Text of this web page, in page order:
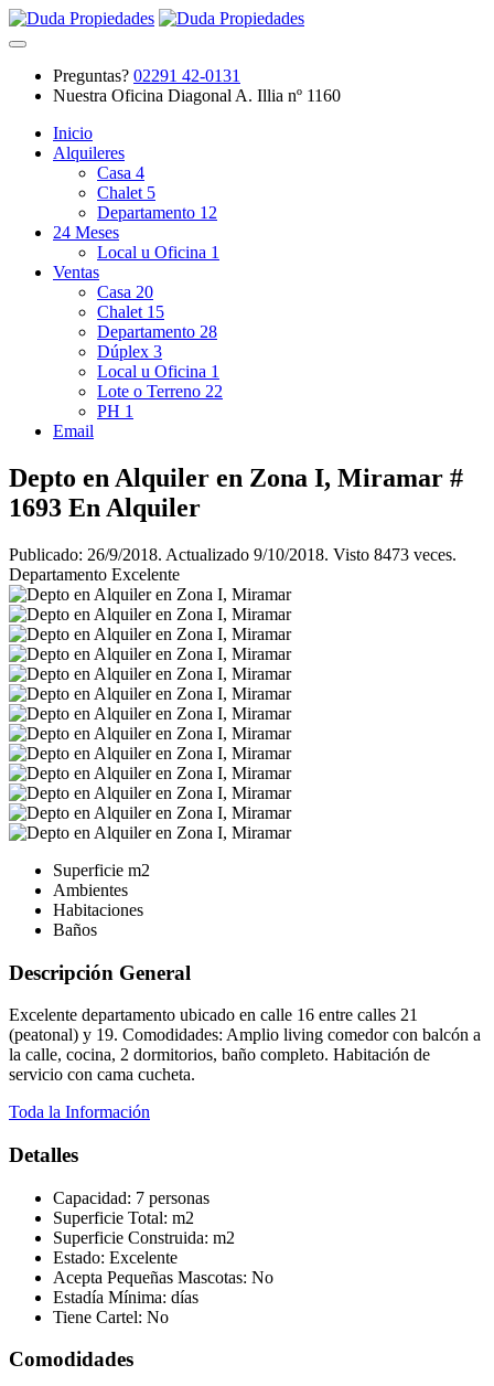
Preguntas? 02291 42-0131
Nuestra Oficina Diagonal A. Illia nº 1160
Inicio
Alquileres
Casa 4
Chalet 5
Departamento 12
24 Meses
Local u Oficina 1
Ventas
Casa 20
Chalet 15
Departamento 28
Dúplex 3
Local u Oficina 1
Lote o Terreno 22
PH 1
Email
Depto en Alquiler en Zona I, Miramar #
1693 En Alquiler
Publicado: 26/9/2018. Actualizado 9/10/2018. Visto 8473 veces.
Departamento Excelente
Superficie m2
Ambientes
Habitaciones
Baños
Descripción General
Excelente departamento ubicado en calle 16 entre calles 21
(peatonal) y 19. Comodidades: Amplio living comedor con balcón a
la calle, cocina, 2 dormitorios, baño completo. Habitación de
servicio con cama cucheta.
Toda la Información
Detalles
Capacidad: 7 personas
Superficie Total: m2
Superficie Construida: m2
Estado: Excelente
Acepta Pequeñas Mascotas: No
Estadía Mínima: días
Tiene Cartel: No
Comodidades